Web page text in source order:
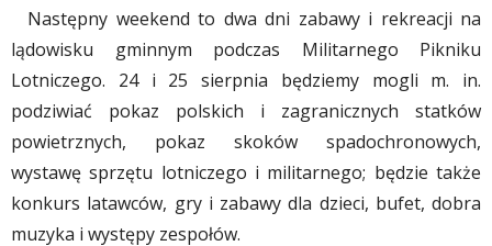
Następny weekend to dwa dni zabawy i rekreacji na
lądowisku gminnym podczas Militarnego Pikniku
Lotniczego. 24 i 25 sierpnia będziemy mogli m. in.
podziwiać pokaz polskich i zagranicznych statków
powietrznych, pokaz skoków spadochronowych,
wystawę sprzętu lotniczego i militarnego; będzie także
konkurs latawców, gry i zabawy dla dzieci, bufet, dobra
muzyka i występy zespołów.